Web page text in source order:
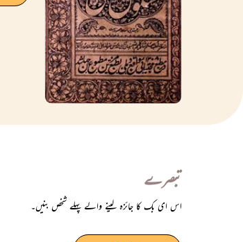
تبصرے
اس ای بک کا جائزہ لینے والے پہلے شخص بنیں۔